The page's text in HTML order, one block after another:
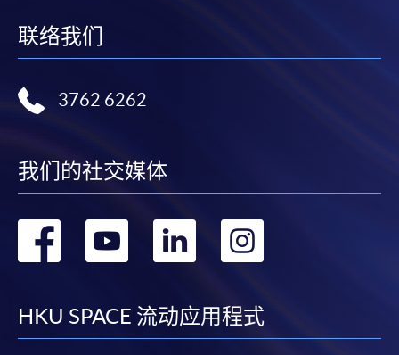
联络我们
3762 6262
我们的社交媒体
转
facebook
转
youtube
转
linkedin
转
HKU SPACE 流动应用程式